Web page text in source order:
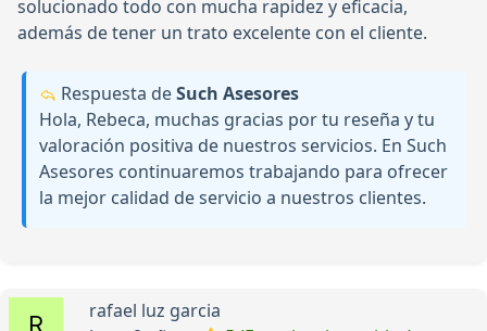
solucionado todo con mucha rapidez y eficacia,
además de tener un trato excelente con el cliente.
Respuesta deSuch Asesores
Hola, Rebeca, muchas gracias por tu reseña y tu
valoración positiva de nuestros servicios. En Such
Asesores continuaremos trabajando para ofrecer
la mejor calidad de servicio a nuestros clientes.
rafael luz garcia